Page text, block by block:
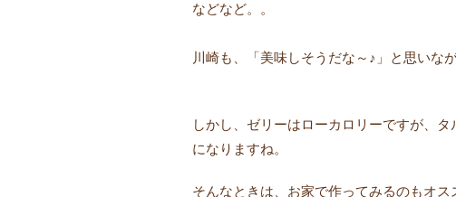
などなど。。
川崎も、「美味しそうだな～♪」と思いな
しかし、ゼリーはローカロリーですが、
になりますね。
そんなときは、お家で作ってみるのもオス